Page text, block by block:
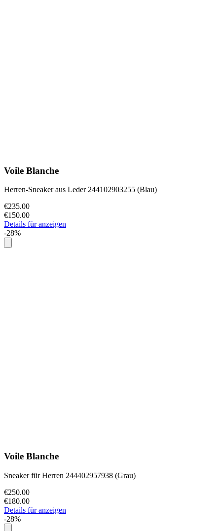
Voile Blanche
Herren-Sneaker aus Leder 244102903255 (Blau)
€235.00
€150.00
Details für anzeigen
-28%
Voile Blanche
Sneaker für Herren 244402957938 (Grau)
€250.00
€180.00
Details für anzeigen
-28%